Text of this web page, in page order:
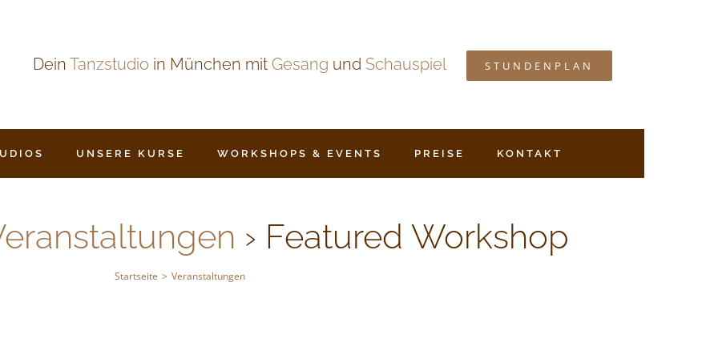
Dein Tanzstudio in München mit Gesang und Schauspiel STUNDENPLAN
UNSERE KURSE WORKSHOPS & EVENTS PREISE KONTAKT
› Featured Workshop
Startseite Veranstaltungen